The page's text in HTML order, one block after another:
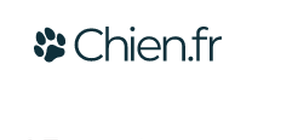
CHIEN.FR ACTUALITÉS